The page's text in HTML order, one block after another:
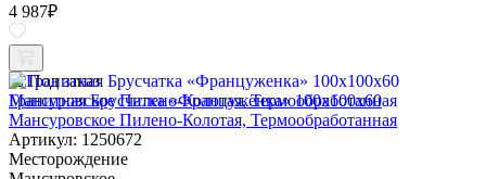
4 987₽
Под заказ
Гранитная Брусчатка «Француженка» 100х100x60
Мансуровское Пилено-Колотая, Термообработанная
Артикул: 1250672
Месторождение